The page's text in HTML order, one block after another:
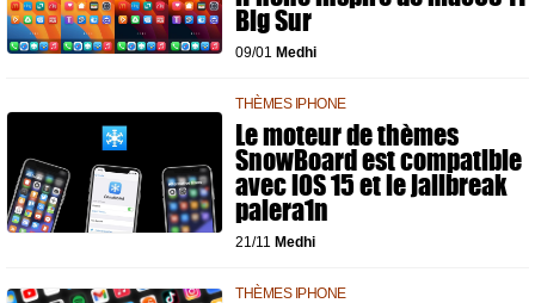
Big Sur
09/01 Medhi
THÈMES IPHONE
Le moteur de thèmes
SnowBoard est compatible
avec iOS 15 et le jailbreak
palera1n
21/11 Medhi
THÈMES IPHONE